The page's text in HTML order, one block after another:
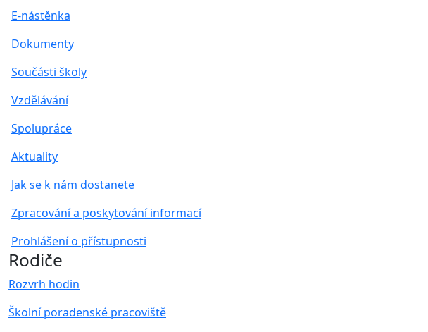
E-nástěnka
Dokumenty
Součásti školy
Vzdělávání
Spolupráce
Aktuality
Jak se k nám dostanete
Zpracování a poskytování informací
Prohlášení o přístupnosti
Rodiče
Rozvrh hodin
Školní poradenské pracoviště